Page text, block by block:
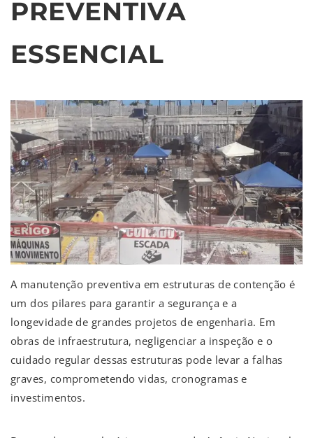
PREVENTIVA
ESSENCIAL
A manutenção preventiva em estruturas de contenção é
um dos pilares para garantir a segurança e a
longevidade de grandes projetos de engenharia. Em
obras de infraestrutura, negligenciar a inspeção e o
cuidado regular dessas estruturas pode levar a falhas
graves, comprometendo vidas, cronogramas e
investimentos.